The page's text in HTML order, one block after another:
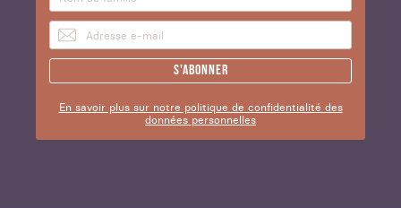
S'abonner
En savoir plus sur notre politique de confidentialité des
données personnelles